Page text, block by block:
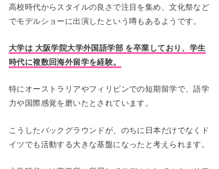
高校時代からスタイルの良さで注目を集め、文化祭など
でモデルショーに出演したという噂もあるようです。
大学は 大阪学院大学外国語学部 を卒業しており、学生
時代に複数回海外留学を経験。
特にオーストラリアやフィリピンでの短期留学で、語学
力や国際感覚を磨いたとされています。
こうしたバックグラウンドが、のちに日本だけでなくド
イツでも活動する大きな基盤になったと考えられます。